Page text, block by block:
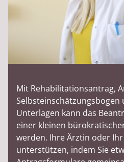
Mit Rehabilitationsantrag,
Selbsteinschätzungsbogen
Unterlagen kann das
einer kleinen
werden. Ihre Ärztin oder
unterstützen, indem Sie